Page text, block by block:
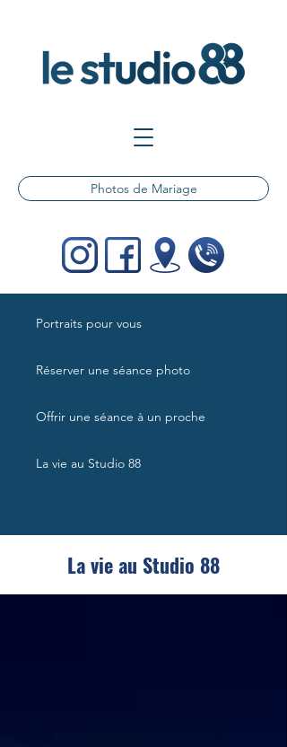
Photos de Mariage
Portraits pour vous
Réserver une séance photo
Offrir une séance à un proche
La vie au Studio 88
La vie au Studio 88